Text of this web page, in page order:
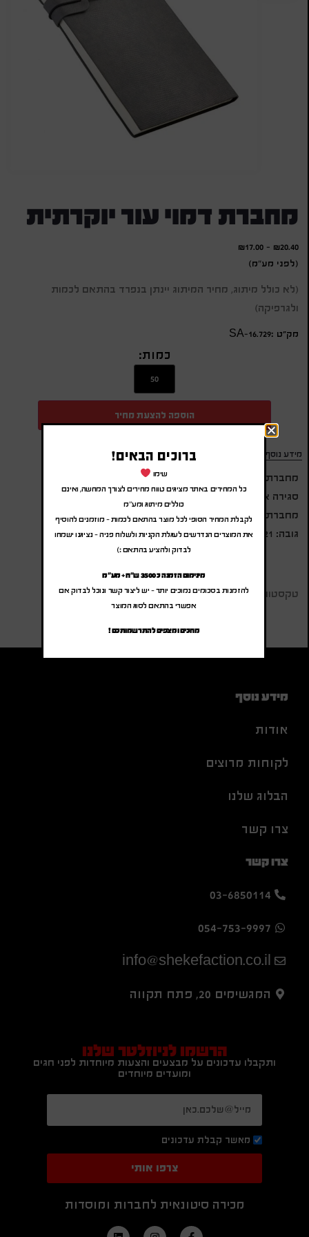
מחברת דמוי עור יוקרתית
₪20.40
-
₪17.00
(לפני מע"מ)
(לא כולל מיתוג, מחיר המיתוג יינתן בנפרד בהתאם לכמות
ולגרפיקה)
מק״ט :SA-16.729
כמות:
הוספה להצעת מחיר
מידע נוסף
מחברת A5 דמוי עור טקסטורה מחוספסת
סגירה אלסטית עם דוגמא
מחברת פנימית שורות צבע שמנת, 96 עמודים
גובה: 21 ס"מ, רוחב: 14.5 ס"מ
טקסטורה מחוספסת
מידע נוסף
אודות
לקוחות מרוצים
הבלוג שלנו
צרו קשר
צרו קשר
03-6850114
054-753-9997
info@shekefaction.co.il
המגשימים 20, פתח תקווה
הרשמו לניוזלטר שלנו
ותקבלו עדכונים על מבצעים והצעות מיוחדות לפני חגים
ומועדים מיוחדים
מאשר קבלת עדכונים
צרפו אותי
מכירה סיטונאית לחברות ומוסדות
ברוכים הבאים!
שימו
כל המחירים באתר מציגים טווח מחירים לצורך המחשה, ואינם
כוללים מיתוג ומע"מ
לקבלת המחיר הסופי לכל מוצר בהתאם לכמות – מוזמנים להוסיף
את המוצרים הנדרשים לעגלת הקניות ולשלוח פניה – נציגנו ישמחו
לבדוק ולהציע בהתאם :)
מינימום הזמנה כ 3500 ש"ח + מע"מ
להזמנות בסכומים נמוכים יותר – יש ליצור קשר ונוכל לבדוק אם
אפשרי בהתאם לסוג המוצר
מחכים ומצפים להתרשמותכם !